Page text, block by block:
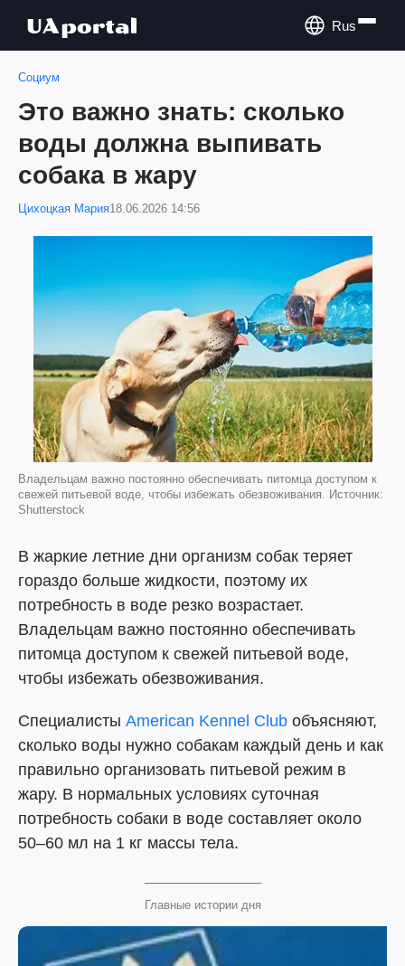
Rus
Социум
Это важно знать: сколько
воды должна выпивать
собака в жару
Цихоцкая Мария18.06.2026 14:56
Владельцам важно постоянно обеспечивать питомца доступом к
свежей питьевой воде, чтобы избежать обезвоживания. Источник:
Shutterstock
В жаркие летние дни организм собак теряет
гораздо больше жидкости, поэтому их
потребность в воде резко возрастает.
Владельцам важно постоянно обеспечивать
питомца доступом к свежей питьевой воде,
чтобы избежать обезвоживания.
Специалисты American Kennel Club объясняют,
сколько воды нужно собакам каждый день и как
правильно организовать питьевой режим в
жару. В нормальных условиях суточная
потребность собаки в воде составляет около
50–60 мл на 1 кг массы тела.
Главные истории дня